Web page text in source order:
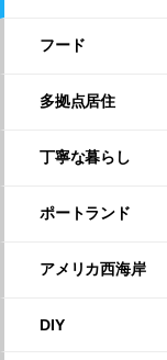
フード
多拠点居住
丁寧な暮らし
ポートランド
アメリカ西海岸
DIY